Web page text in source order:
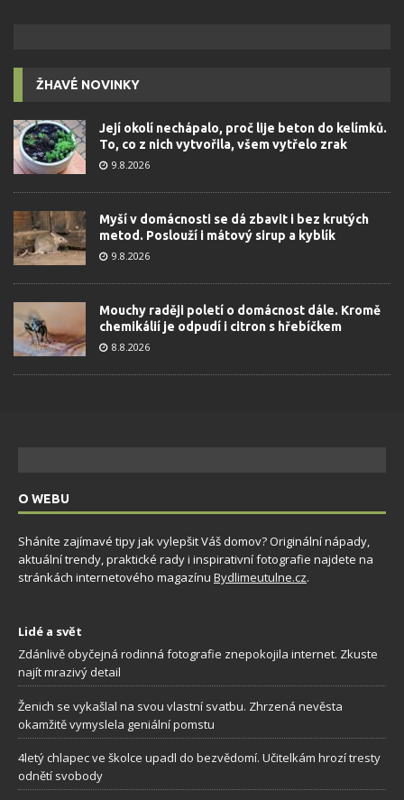
ŽHAVÉ NOVINKY
Její okolí nechápalo, proč lije beton do kelímků.
To, co z nich vytvořila, všem vytřelo zrak
9.8.2026
Myší v domácnosti se dá zbavit i bez krutých
metod. Poslouží i mátový sirup a kyblík
9.8.2026
Mouchy raději poletí o domácnost dále. Kromě
chemikálií je odpudí i citron s hřebíčkem
8.8.2026
O WEBU
Sháníte zajímavé tipy jak vylepšit Váš domov? Originální nápady,
aktuální trendy, praktické rady i inspirativní fotografie najdete na
stránkách internetového magazínu Bydlimeutulne.cz.
Lidé a svět
Zdánlivě obyčejná rodinná fotografie znepokojila internet. Zkuste
najít mrazivý detail
Ženich se vykašlal na svou vlastní svatbu. Zhrzená nevěsta
okamžitě vymyslela geniální pomstu
4letý chlapec ve školce upadl do bezvědomí. Učitelkám hrozí tresty
odnětí svobody